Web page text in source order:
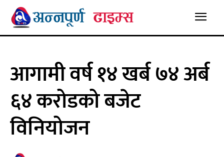
आगामी वर्ष १४ खर्ब ७४ अर्ब
६४ करोडको बजेट
विनियोजन